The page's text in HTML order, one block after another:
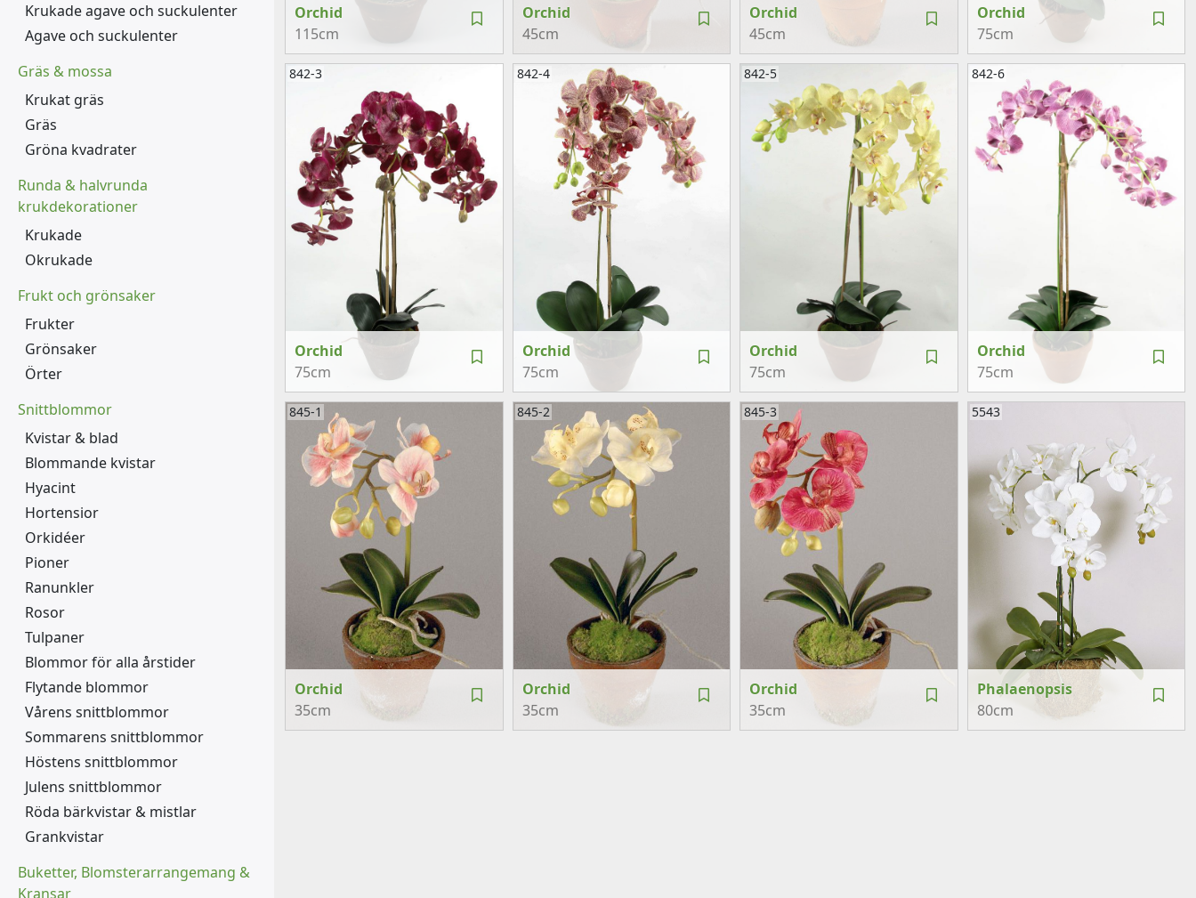
Krukade agave och suckulenter
Agave och suckulenter
Gräs & mossa
Krukat gräs
Gräs
Gröna kvadrater
Runda & halvrunda
krukdekorationer
Krukade
Okrukade
Frukt och grönsaker
Frukter
Grönsaker
Örter
Snittblommor
Kvistar & blad
Blommande kvistar
Hyacint
Hortensior
Orkidéer
Pioner
Ranunkler
Rosor
Tulpaner
Blommor för alla årstider
Flytande blommor
Vårens snittblommor
Sommarens snittblommor
Höstens snittblommor
Julens snittblommor
Röda bärkvistar & mistlar
Grankvistar
Buketter, Blomsterarrangemang &
Kransar
Orchid
115cm
Orchid
45cm
Orchid
45cm
Orchid
75cm
Orchid
75cm
842-3
Orchid
75cm
842-4
Orchid
75cm
842-5
Orchid
75cm
842-6
Orchid
35cm
845-1
Orchid
35cm
845-2
Orchid
35cm
845-3
Phalaenopsis
80cm
5543